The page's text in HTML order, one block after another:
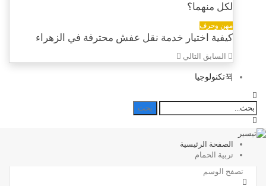
لكل منهما؟
مهن وحرف
كيفية اختيار خدمة نقل عفش محترفة في الزهراء
السابق التالي
تكنولوجيا
الصفحة الرئيسية
تربية الحمام
تصفح الوسم